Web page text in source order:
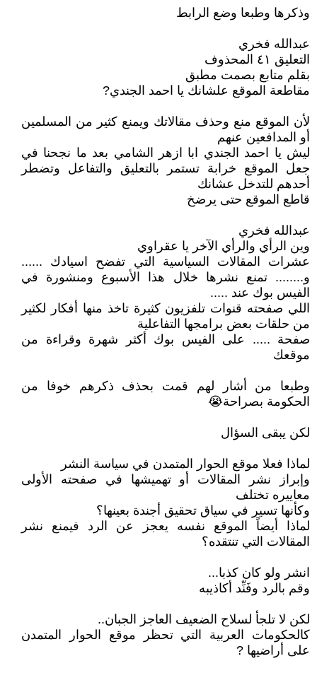
وذكرها وطبعا وضع الرابط
عبدالله فخري
التعليق ٤١ المحذوف
بقلم متابع بصمت مطبق
مقاطعة الموقع علشانك يا احمد الجندي?
لأن الموقع منع وحذف مقالاتك ويمنع كثير من المسلمين
أو المدافعين عنهم
ليش يا احمد الجندي ابا ازهر الشامي بعد ما نجحنا في
جعل الموقع خرابة تستمر بالتعليق والتفاعل وتضطر
أحدهم للتدخل عشانك
قاطع الموقع حتى يرضخ
عبدالله فخري
وين الرأي والرأي الآخر يا عقراوي
عشرات المقالات السياسية التي تفضح اسيادك ......
و........ تمنع نشرها خلال هذا الأسبوع ومنشورة في
الفيس بوك عند .....
اللي صفحته قنوات تلفزيون كثيرة تاخذ منها أفكار لكثير
من حلقات بعض برامجها التفاعلية
صفحة ..... على الفيس بوك أكثر شهرة وقراءة من
موقعك
وطبعا من أشار لهم قمت بحذف ذكرهم خوفا من
الحكومة بصراحة😭
لكن يبقى السؤال
لماذا فعلا موقع الحوار المتمدن في سياسة النشر
وإبراز نشر المقالات أو تهميشها في صفحته الأولى
معاييره تختلف
وكأنها تسير في سياق تحقيق أجندة بعينها؟
لماذا أيضاً الموقع نفسه يعجز عن الرد فيمنع نشر
المقالات التي تنتقده؟
انشر ولو كان كذبا...
وقم بالرد وفَنِّد أكاذيبه
لكن لا تلجأ لسلاح الضعيف العاجز الجبان..
كالحكومات العربية التي تحظر موقع الحوار المتمدن
على أراضيها ?